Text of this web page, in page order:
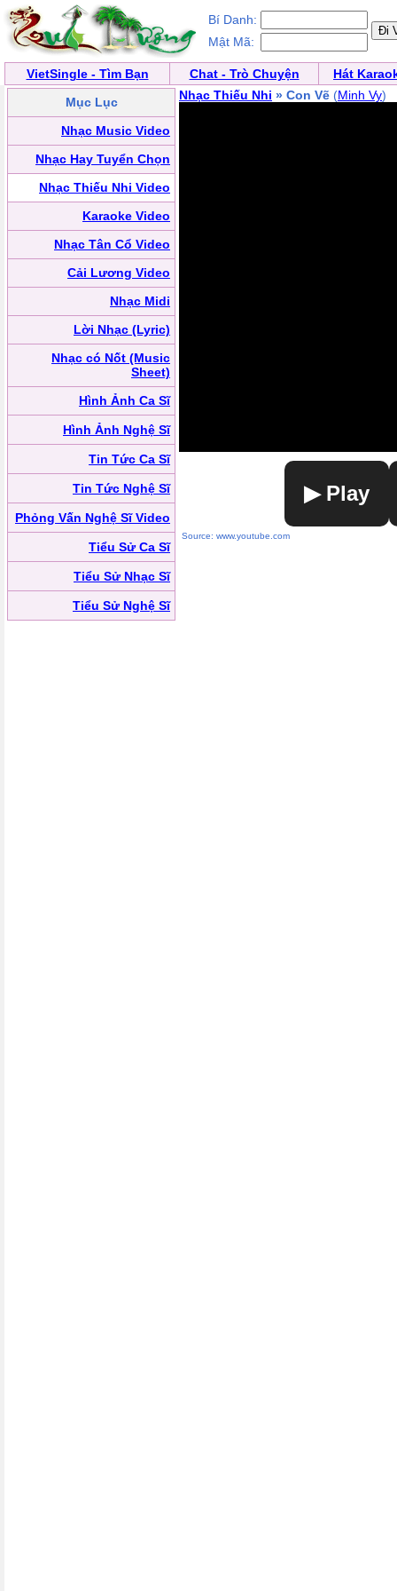
Bí Danh:
Mật Mã:
VietSingle - Tìm Bạn Chat - Trò Chuyện
Hát
Mục Lục
Nhạc Music Video
Nhạc Hay Tuyển Chọn
Nhạc Thiếu Nhi Video
Karaoke Video
Nhạc Tân Cổ Video
Cải Lương Video
Nhạc Midi
Lời Nhạc (Lyric)
Nhạc có Nốt (Music
Sheet)
Hình Ảnh Ca Sĩ
Hình Ảnh Nghệ Sĩ
Tin Tức Ca Sĩ
Tin Tức Nghệ Sĩ
Phỏng Vấn Nghệ Sĩ Video
Tiểu Sử Ca Sĩ
Tiểu Sử Nhạc Sĩ
Tiểu Sử Nghệ Sĩ
Nhạc Thiếu Nhi » Con Vẽ (Minh Vy)
▶ Play
Source: www.youtube.com